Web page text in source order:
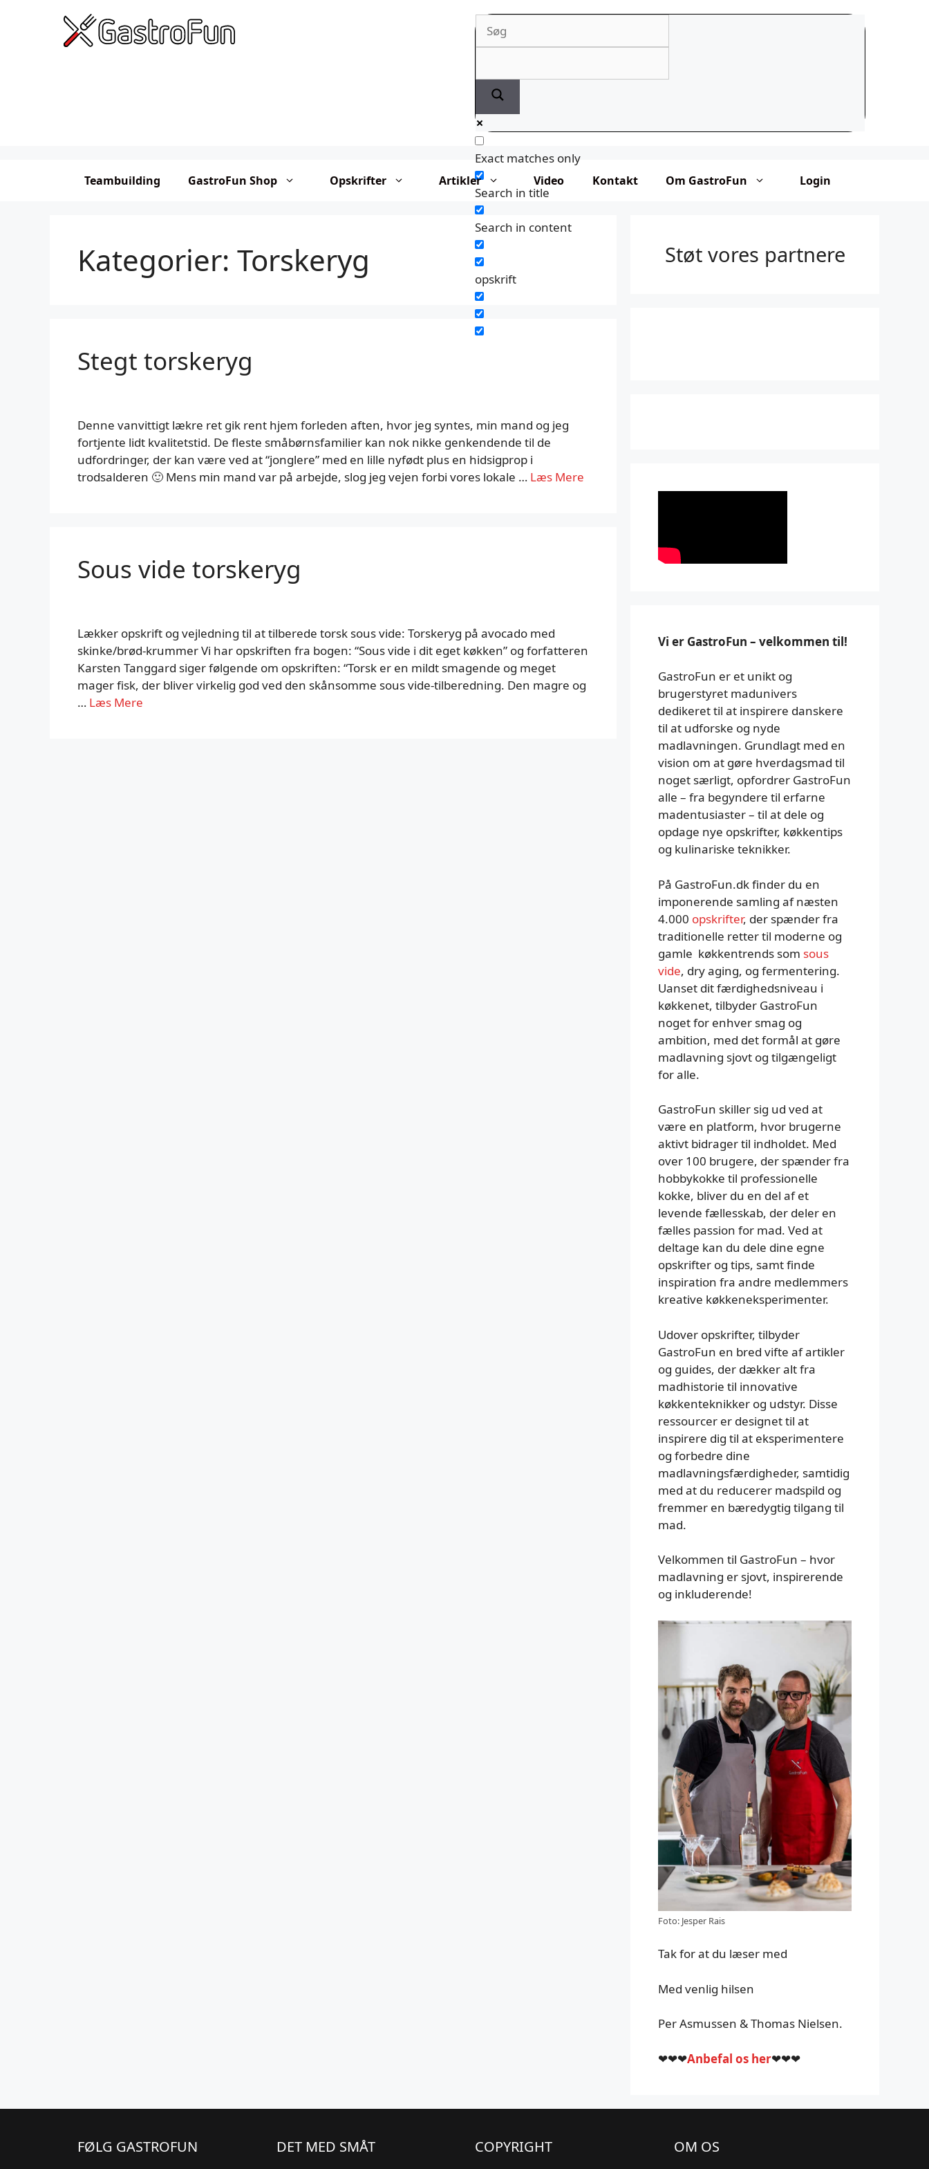
Exact matches only
Search in title
Search in content
opskrift
Teambuilding GastroFun Shop Opskrifter Artikler Video Kontakt Om GastroFun Login
Kategorier: Torskeryg
Stegt torskeryg
Denne vanvittigt lækre ret gik rent hjem forleden aften, hvor jeg syntes, min mand og jeg
fortjente lidt kvalitetstid. De fleste småbørnsfamilier kan nok nikke genkendende til de
udfordringer, der kan være ved at “jonglere” med en lille nyfødt plus en hidsigprop i
trodsalderen 🙂 Mens min mand var på arbejde, slog jeg vejen forbi vores lokale … Læs Mere
Sous vide torskeryg
Lækker opskrift og vejledning til at tilberede torsk sous vide: Torskeryg på avocado med
skinke/brød-krummer Vi har opskriften fra bogen: “Sous vide i dit eget køkken” og forfatteren
Karsten Tanggard siger følgende om opskriften: “Torsk er en mildt smagende og meget
mager fisk, der bliver virkelig god ved den skånsomme sous vide-tilberedning. Den magre og
… Læs Mere
Støt vores partnere
Vi er GastroFun – velkommen til!
GastroFun er et unikt og
brugerstyret madunivers
dedikeret til at inspirere danskere
til at udforske og nyde
madlavningen. Grundlagt med en
vision om at gøre hverdagsmad til
noget særligt, opfordrer GastroFun
alle – fra begyndere til erfarne
madentusiaster – til at dele og
opdage nye opskrifter, køkkentips
og kulinariske teknikker.
På GastroFun.dk finder du en
imponerende samling af næsten
4.000 opskrifter, der spænder fra
traditionelle retter til moderne og
gamle køkkentrends som sous
vide, dry aging, og fermentering.
Uanset dit færdighedsniveau i
køkkenet, tilbyder GastroFun
noget for enhver smag og
ambition, med det formål at gøre
madlavning sjovt og tilgængeligt
for alle.
GastroFun skiller sig ud ved at
være en platform, hvor brugerne
aktivt bidrager til indholdet. Med
over 100 brugere, der spænder fra
hobbykokke til professionelle
kokke, bliver du en del af et
levende fællesskab, der deler en
fælles passion for mad. Ved at
deltage kan du dele dine egne
opskrifter og tips, samt finde
inspiration fra andre medlemmers
kreative køkkeneksperimenter.
Udover opskrifter, tilbyder
GastroFun en bred vifte af artikler
og guides, der dækker alt fra
madhistorie til innovative
køkkenteknikker og udstyr. Disse
ressourcer er designet til at
inspirere dig til at eksperimentere
og forbedre dine
madlavningsfærdigheder, samtidig
med at du reducerer madspild og
fremmer en bæredygtig tilgang til
mad.
Velkommen til GastroFun – hvor
madlavning er sjovt, inspirerende
og inkluderende!
Foto: Jesper Rais
Tak for at du læser med
Med venlig hilsen
Per Asmussen & Thomas Nielsen.
❤❤❤Anbefal os her❤❤❤
FØLG GASTROFUN DET MED SMÅT COPYRIGHT OM OS